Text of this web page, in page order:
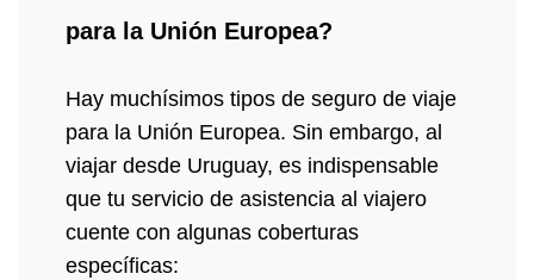
para la Unión Europea?
Hay muchísimos tipos de seguro de viaje
para la Unión Europea. Sin embargo, al
viajar desde Uruguay, es indispensable
que tu servicio de asistencia al viajero
cuente con algunas coberturas
específicas: